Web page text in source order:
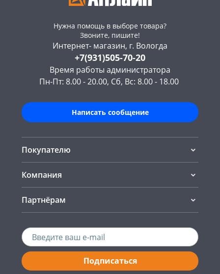
Нужна помощь в выборе товара?
Звоните, пишите!
Интернет- магазин, г. Вологда
+7(931)505-70-20
Время работы администратора
Пн-Пт: 8.00 - 20.00, Сб, Вс: 8.00 - 18.00
Написать сообщение
Покупателю
Компания
Партнёрам
Подписаться